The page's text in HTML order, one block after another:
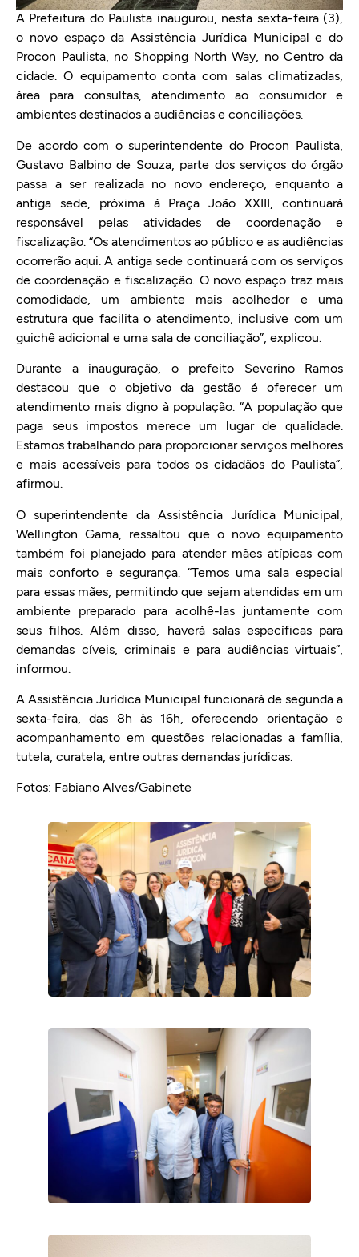
A Prefeitura do Paulista inaugurou, nesta sexta-feira (3),
o novo espaço da Assistência Jurídica Municipal e do
Procon Paulista, no Shopping North Way, no Centro da
cidade. O equipamento conta com salas climatizadas,
área para consultas, atendimento ao consumidor e
ambientes destinados a audiências e conciliações.
De acordo com o superintendente do Procon Paulista,
Gustavo Balbino de Souza, parte dos serviços do órgão
passa a ser realizada no novo endereço, enquanto a
antiga sede, próxima à Praça João XXIII, continuará
responsável pelas atividades de coordenação e
fiscalização. “Os atendimentos ao público e as audiências
ocorrerão aqui. A antiga sede continuará com os serviços
de coordenação e fiscalização. O novo espaço traz mais
comodidade, um ambiente mais acolhedor e uma
estrutura que facilita o atendimento, inclusive com um
guichê adicional e uma sala de conciliação”, explicou.
Durante a inauguração, o prefeito Severino Ramos
destacou que o objetivo da gestão é oferecer um
atendimento mais digno à população. “A população que
paga seus impostos merece um lugar de qualidade.
Estamos trabalhando para proporcionar serviços melhores
e mais acessíveis para todos os cidadãos do Paulista”,
afirmou.
O superintendente da Assistência Jurídica Municipal,
Wellington Gama, ressaltou que o novo equipamento
também foi planejado para atender mães atípicas com
mais conforto e segurança. “Temos uma sala especial
para essas mães, permitindo que sejam atendidas em um
ambiente preparado para acolhê-las juntamente com
seus filhos. Além disso, haverá salas específicas para
demandas cíveis, criminais e para audiências virtuais”,
informou.
A Assistência Jurídica Municipal funcionará de segunda a
sexta-feira, das 8h às 16h, oferecendo orientação e
acompanhamento em questões relacionadas a família,
tutela, curatela, entre outras demandas jurídicas.
Fotos: Fabiano Alves/Gabinete